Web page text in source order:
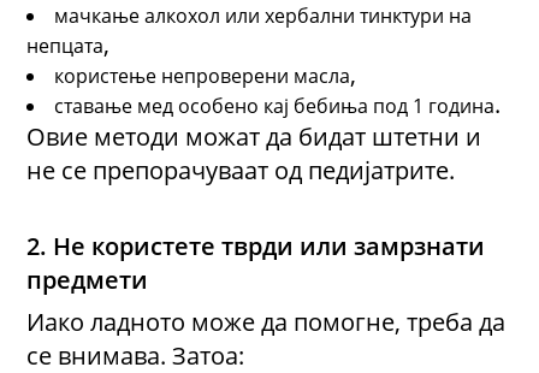
мачкање алкохол или хербални тинктури на
непцата,
користење непроверени масла,
ставање мед особено кај бебиња под 1 година.
Овие методи можат да бидат штетни и
не се препорачуваат од педијатрите.
2. Не користете тврди или замрзнати
предмети
Иако ладното може да помогне, треба да
се внимава. Затоа: